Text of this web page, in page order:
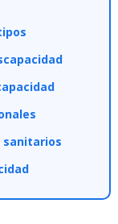
sanitarios